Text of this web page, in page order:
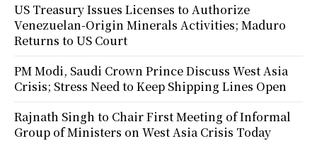
US Treasury Issues Licenses to Authorize
Venezuelan-Origin Minerals Activities; Maduro
Returns to US Court
PM Modi, Saudi Crown Prince Discuss West Asia
Crisis; Stress Need to Keep Shipping Lines Open
Rajnath Singh to Chair First Meeting of Informal
Group of Ministers on West Asia Crisis Today